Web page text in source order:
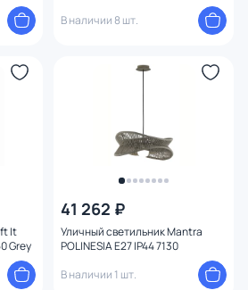
В наличии 8 шт.
It
Grey
41 262 ₽
Уличный светильник Mantra
POLINESIA E27 IP44 7130
В наличии 1 шт.